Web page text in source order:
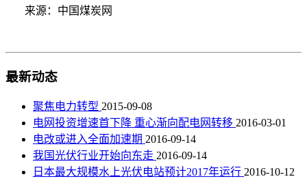
来源：中国煤炭网
最新动态
聚焦电力转型 2015-09-08
电网投资增速首下降 重心渐向配电网转移 2016-03-01
电改或进入全面加速期 2016-09-14
我国光伏行业开始向东走 2016-09-14
日本最大规模水上光伏电站预计2017年运行 2016-10-12